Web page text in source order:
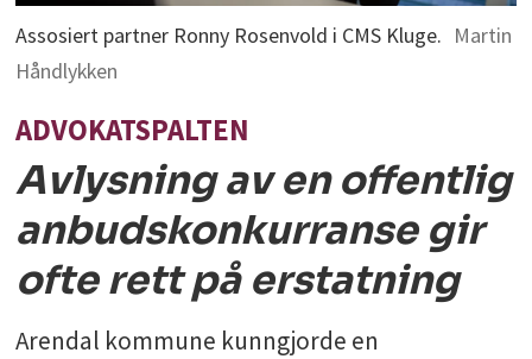
Assosiert partner Ronny Rosenvold i CMS Kluge. Martin
Håndlykken
ADVOKATSPALTEN
Avlysning av en offentlig
anbudskonkurranse gir
ofte rett på erstatning
Arendal kommune kunngjorde en